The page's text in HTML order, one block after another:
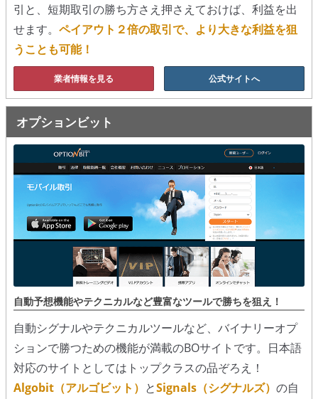
ボリンジャーバンド
ストラテジーアドバイザー
スポットフォロー
トレーダーズ・チョイス
スプレッド取引
アルゴビット
シグナルズ
詐欺・ステマなどBO裏話
ステマに注意！
２ちゃんまとめ風の詐欺サイト
用語集
引と、短期取引の勝ち方さえ押さえておけば、利益を出
せます。 ペイアウト２倍の取引で、より大きな利益を狙
うことも可能！
業者情報を見る 公式サイトへ
オプションビット
自動予想機能やテクニカルなど豊富なツールで勝ちを狙え！
自動シグナルやテクニカルツールなど、バイナリーオプ
ションで勝つための機能が満載のBOサイトです。日本語
対応のサイトとしてはトップクラスの品ぞろえ！
Algobit（アルゴビット） とSignals（シグナルズ） の自